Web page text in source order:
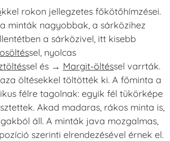
kkel rokon jellegzetes főkötőhímzései.
minták nagyobbak, a sárközihez
a sárközivel, itt kisebb
sel, nyolcas
sel és → Margit-öltéssel varrták.
öltésekkel töltötték ki. A főminta a
félre tagolnak: egyik fél tükörképe
Akad madaras, rákos minta is,
áll. A minták java mozgalmas,
szerinti elrendezésével érnek el.